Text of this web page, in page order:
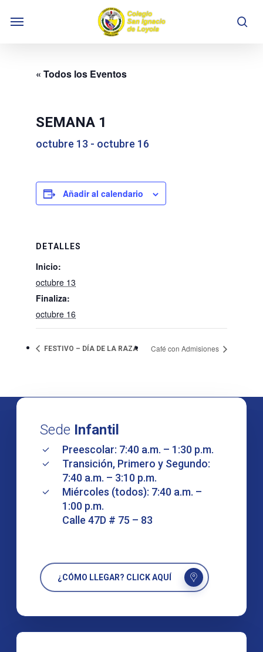
Menu
« Todos los Eventos
SEMANA 1
octubre 13 - octubre 16
Añadir al calendario
DETALLES
Inicio:
octubre 13
Finaliza:
octubre 16
FESTIVO – DÍA DE LA RAZA Café con Admisiones
Sede Infantil
Preescolar: 7:40 a.m. – 1:30 p.m.
Transición, Primero y Segundo:
7:40 a.m. – 3:10 p.m.
Miércoles (todos): 7:40 a.m. –
1:00 p.m.
Calle 47D # 75 – 83
¿CÓMO LLEGAR? CLICK AQUÍ